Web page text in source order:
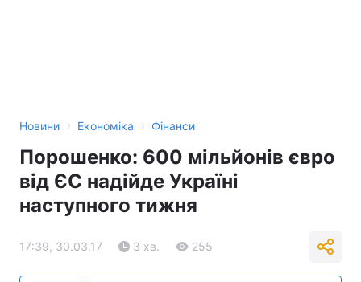
Новини › Економіка › Фінанси
Порошенко: 600 мільйонів євро
від ЄС надійде Україні
наступного тижня
17:39, 30.03.17 3 хв. 255